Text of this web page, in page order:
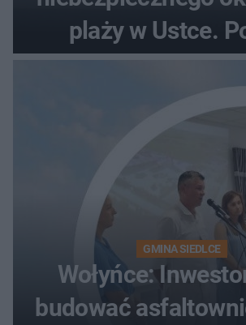
plaży w Ustce.
musiała zamknąć
GMINA SIEDLCE
Wołyńce:
budować